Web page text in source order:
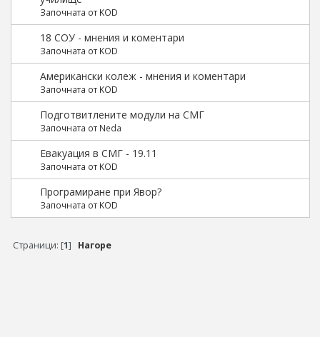
Започната от KOD
18 СОУ - мнения и коментари
Започната от KOD
Американски колеж - мнения и коментари
Започната от KOD
Подготвитлените модули на СМГ
Започната от Neda
Евакуация в СМГ - 19.11
Започната от KOD
Програмиране при Явор?
Започната от KOD
Страници: [1] Нагоре